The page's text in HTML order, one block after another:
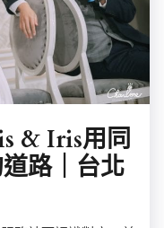
& Iris用同
路｜台北